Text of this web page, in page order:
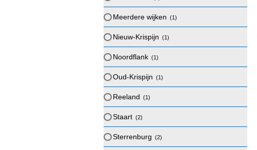
Meerdere wijken (1)
Nieuw-Krispijn (1)
Noordflank (1)
Oud-Krispijn (1)
Reeland (1)
Staart (2)
Sterrenburg (2)